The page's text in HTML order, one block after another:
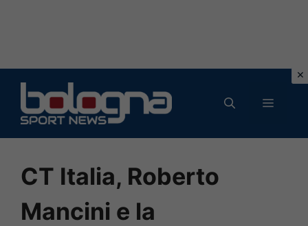
contenuto
MENU
CT Italia, Roberto
Mancini e la